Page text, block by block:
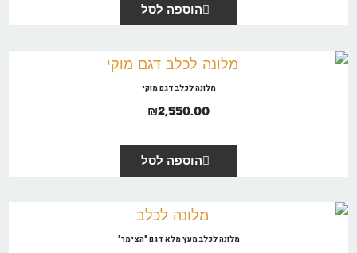
הוספה לסל
מלונה לכלב דגם מוקי
₪2,550.00
הוספה לסל
מלונה לכלב מעץ מלא דגם "הצימר"